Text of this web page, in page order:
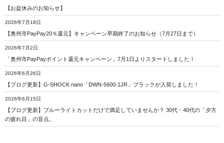
【お盆休みのお知らせ】
2026年7月18日
【奥州市PayPay20％還元】キャンペーン早期終了のお知らせ（7月27日まで）
2026年7月2日
「奥州市PayPayポイント還元キャンペーン」7月1日よりスタートしました！
2026年6月26日
【ブログ更新】G-SHOCK nano「DWN-5600-1JR」ブラックが入荷しました！
2026年6月15日
【ブログ更新】ブルーライトカットだけで満足していませんか？ 30代・40代の「夕方
の疲れ目」の盲点。